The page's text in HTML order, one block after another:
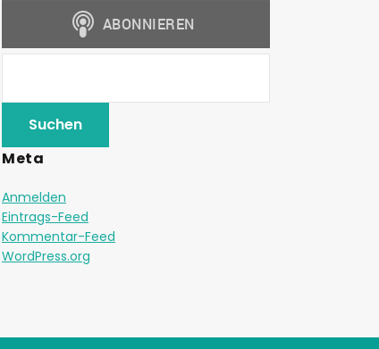
Meta
Anmelden
Eintrags-Feed
Kommentar-Feed
WordPress.org